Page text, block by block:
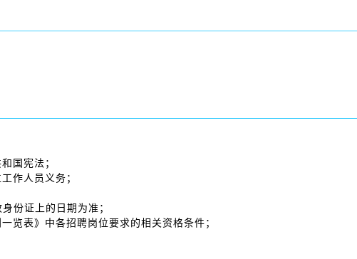
国宪法；
作人员义务；
份证上的日期为准；
览表》中各招聘岗位要求的相关资格条件；